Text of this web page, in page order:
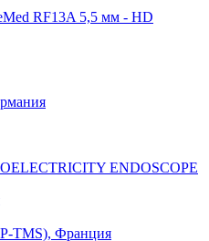
RF13A 5,5 мм - HD